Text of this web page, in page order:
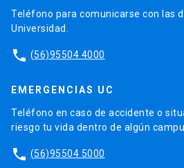
Teléfono para comunicarse con las
Universidad.
phone (56)95504 4000
EMERGENCIAS UC
Teléfono en caso de accidente o
riesgo tu vida dentro de algún
phone (56)95504 5000